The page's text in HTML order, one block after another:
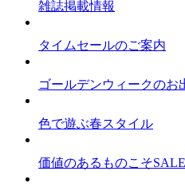
雑誌掲載情報
タイムセールのご案内
ゴールデンウィークのお
色で遊ぶ春スタイル
価値のあるものこそ